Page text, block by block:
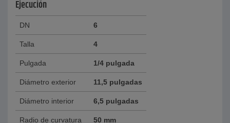
Ejecución
DN 6
Talla 4
Pulgada 1/4 pulgada
Diámetro exterior 11,5 pulgadas
Diámetro interior 6,5 pulgadas
Radio de curvatura 50 mm